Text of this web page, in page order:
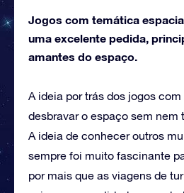
Jogos com temática
uma excelente pedida,
amantes do espaço.
A ideia por trás dos jogos
desbravar o espaço sem nem
A ideia de conhecer outros
sempre foi muito fascinante
por mais que as viagens de